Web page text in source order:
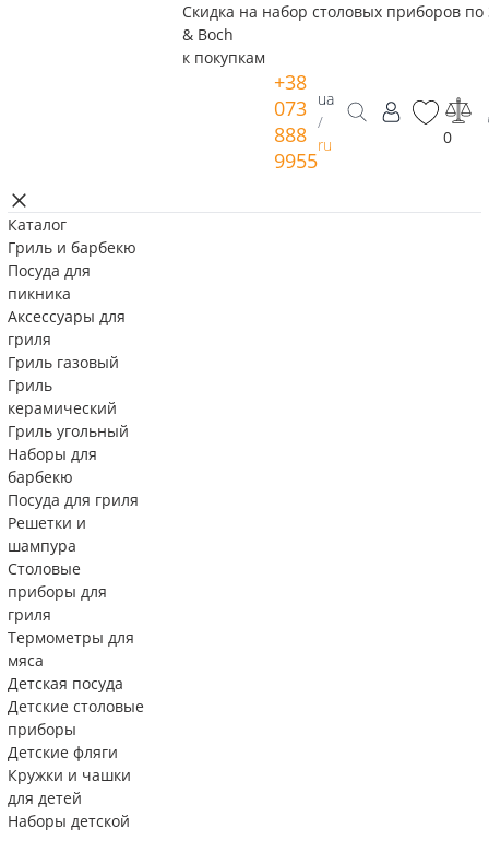
Скидка на набор столовых приборов
& Boch
к покупкам
+38
073
888
9955
ua
/
ru
0
Каталог
Гриль и барбекю
Посуда для
пикника
Аксессуары для
гриля
Гриль газовый
Гриль
керамический
Гриль угольный
Наборы для
барбекю
Посуда для гриля
Решетки и
шампура
Столовые
приборы для
гриля
Термометры для
мяса
Детская посуда
Детские столовые
приборы
Детские фляги
Кружки и чашки
для детей
Наборы детской